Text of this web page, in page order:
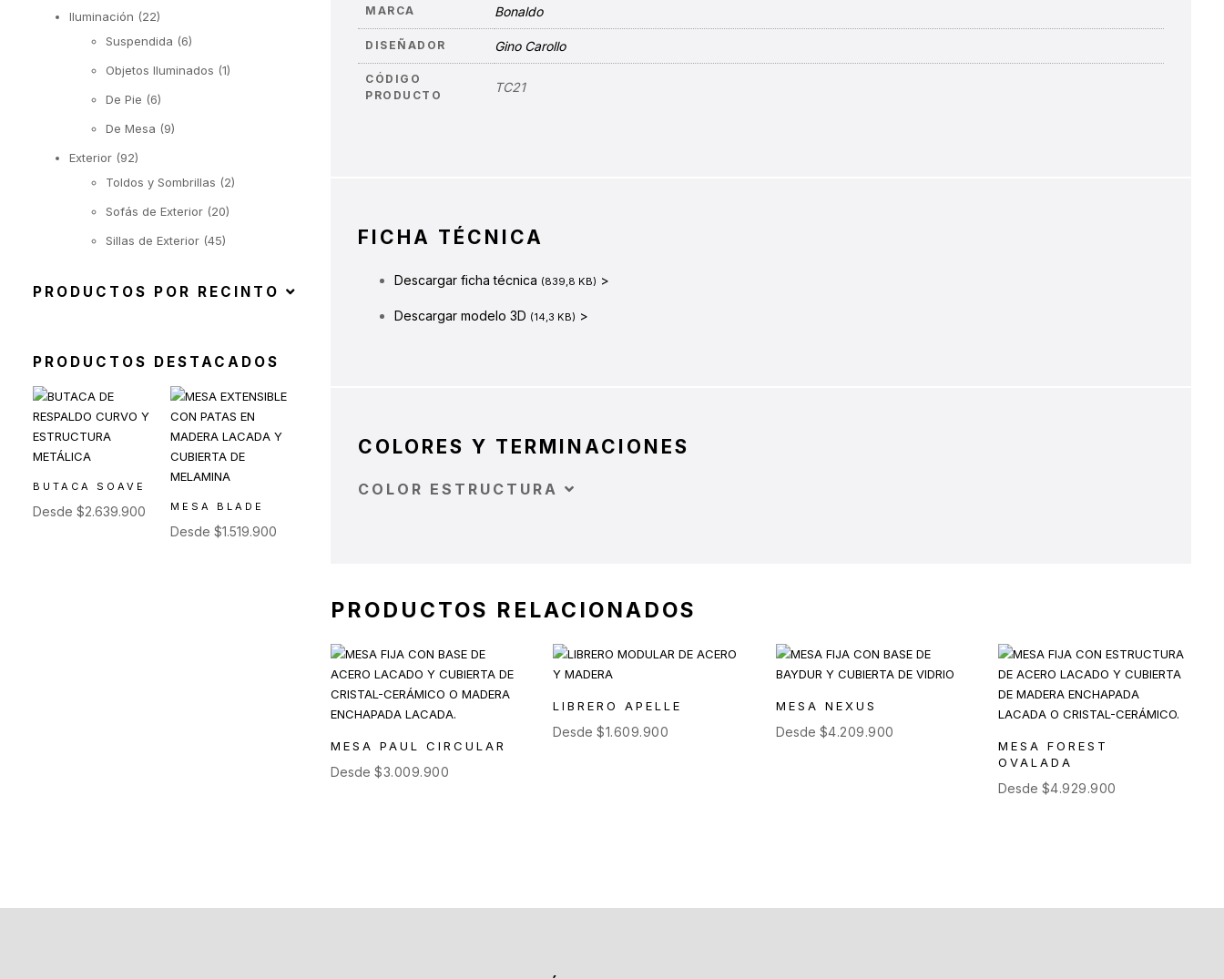
MARCA Bonaldo
DISEÑADOR Gino Carollo
CÓDIGO
PRODUCTO
TC21
FICHA TÉCNICA
Descargar ficha técnica (839,8 KB) >
Descargar modelo 3D (14,3 KB) >
COLORES Y TERMINACIONES
COLOR ESTRUCTURA
PRODUCTOS RELACIONADOS
MESA PAUL CIRCULAR
Desde $3.009.900
LIBRERO APELLE
Desde$1.609.900
MESA NEXUS
Desde $4.209.900
MESA FOREST
OVALADA
Desde $4.929.900
Iluminación (22)
Suspendida (6)
Objetos Iluminados (1)
De Pie (6)
De Mesa (9)
Exterior (92)
Toldos y Sombrillas (2)
Sofás de Exterior (20)
Sillas de Exterior (45)
Sillas de Exterior sin
Sillas de Exterior con
Apoyabrazos
Butacas de Exterior(6)
Banquetas y Poufs de
Exterior
(19)
(6)
PRODUCTOS POR RECINTO
PRODUCTOS DESTACADOS
BUTACA SOAVE
Desde $2.639.900 MESA BLADE
Desde $1.519.900